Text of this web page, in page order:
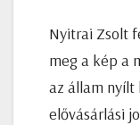
Nyitrai Zsolt
meg a kép a
az állam nyílt
elővásárlási